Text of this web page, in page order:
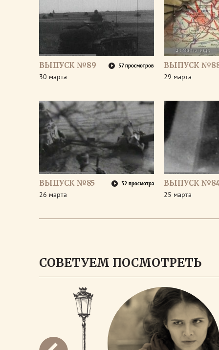
ВЫПУСК №89 57 просмотров
30 марта
ВЫПУСК
29 марта
ВЫПУСК №85 32 просмотра
26 марта
ВЫПУСК
25 марта
СОВЕТУЕМ ПОСМОТРЕТЬ